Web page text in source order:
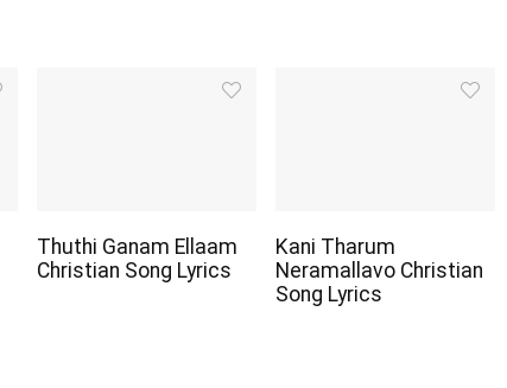
Thuthi Ganam Ellaam
Christian Song Lyrics
Kani Tharum
Neramallavo Christian
Song Lyrics